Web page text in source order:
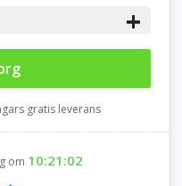
+
gratis leverans
om 10:21:02